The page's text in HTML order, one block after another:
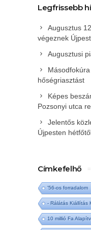
Legfrissebb
Augusztus
végeznek
Augusztusi
hőségriasztást
Képes
Pozsonyi utca
Jelentős
Újpesten
Címkefelhő
'56-os forradalom
- Rálátás Kiállítás
10 millió Fa